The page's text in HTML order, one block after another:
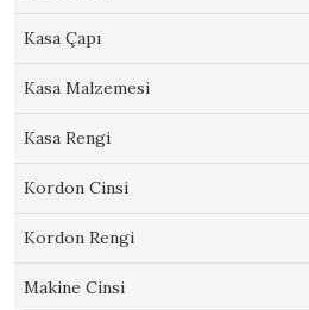
Kasa Çapı
Kasa Malzemesi
Kasa Rengi
Kordon Cinsi
Kordon Rengi
Makine Cinsi